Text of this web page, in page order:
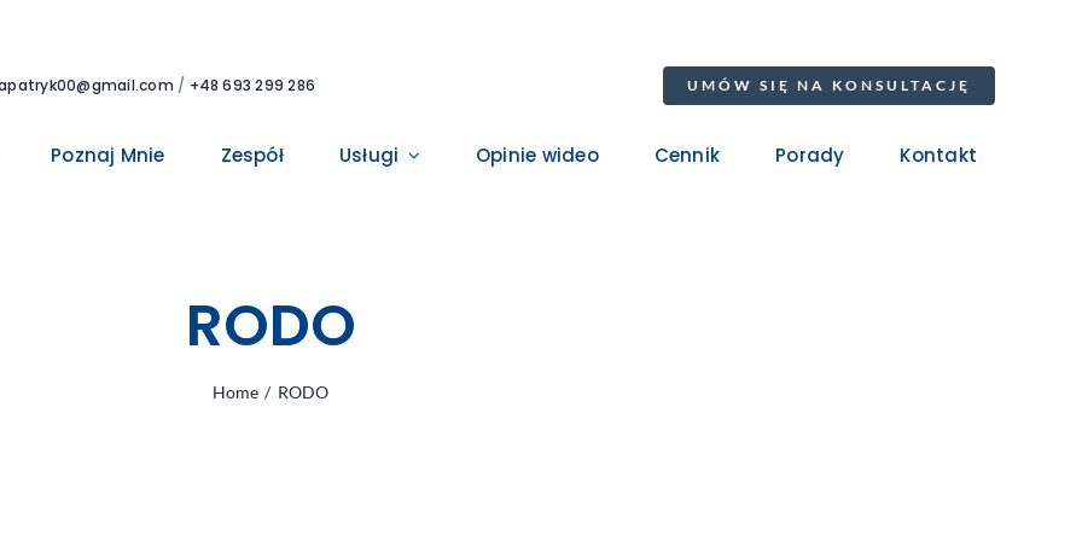
/ +48 693 299 286 UMÓW SIĘ NA KONSULTACJĘ
Poznaj Mnie Zespół Usługi Opinie wideo Cennik Porady Kontakt
RODO
Home RODO